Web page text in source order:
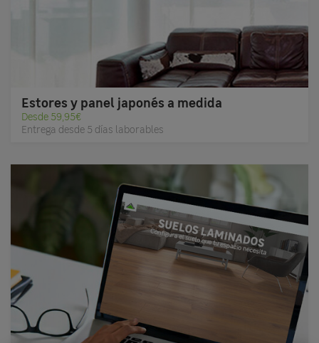
Estores y panel japonés a medida
Desde 59,95€
Entrega desde 5 días laborables